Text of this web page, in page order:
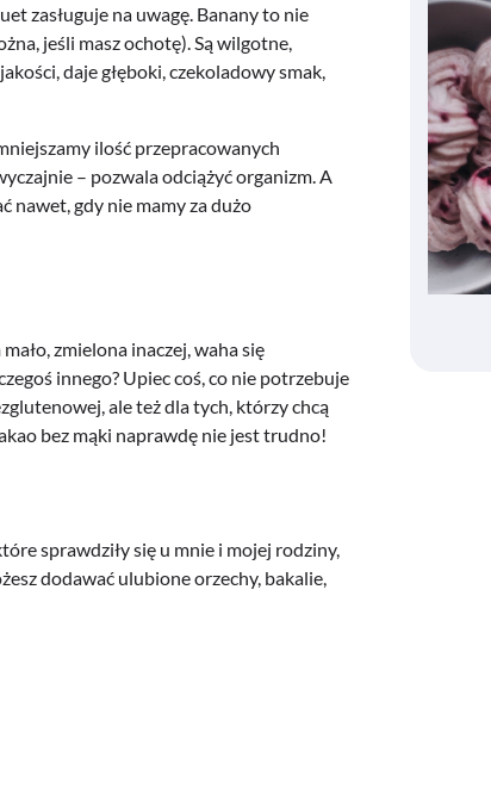
zasługuje na uwagę. Banany to nie
jeśli masz ochotę). Są wilgotne,
daje głęboki, czekoladowy smak,
ilość przepracowanych
– pozwala odciążyć organizm. A
nawet, gdy nie mamy za dużo
zmielona inaczej, waha się
innego? Upiec coś, co nie potrzebuje
ale też dla tych, którzy chcą
bez mąki naprawdę nie jest trudno!
sprawdziły się u mnie i mojej rodziny,
dodawać ulubione orzechy, bakalie,